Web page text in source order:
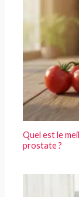
Quel est le
prostate ?